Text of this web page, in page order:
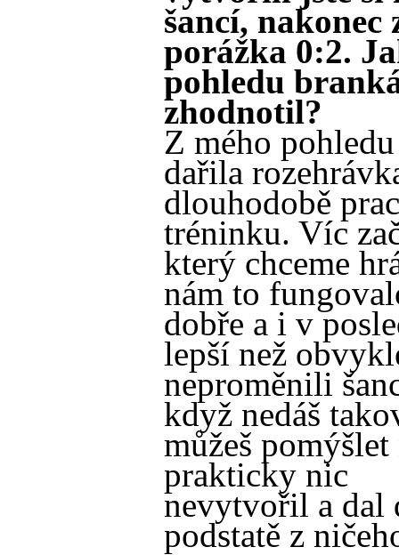
šancí, nakonec
porážka 0:2.
pohledu
zhodnotil?
Z mého
dařila
dlouhodobě
tréninku. Víc
který chceme
nám to
dobře a i v
lepší než
neproměnili
když nedáš
můžeš
prakticky nic
nevytvořil a dal
podstatě z